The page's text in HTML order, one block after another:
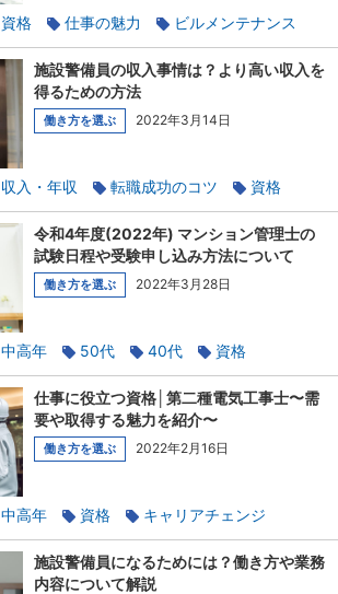
資格 仕事の魅力 ビルメンテナンス
施設警備員の収入事情は？より高い収入を
得るための方法
働き方を選ぶ 2022年3月14日
収入・年収 転職成功のコツ
資格
令和4年度(2022年) マンション管理士の
試験日程や受験申し込み方法について
働き方を選ぶ 2022年3月28日
中高年 50代 40代
資格
仕事に役立つ資格│第二種電気工事士〜需
要や取得する魅力を紹介〜
働き方を選ぶ 2022年2月16日
中高年 資格 キャリアチェンジ
施設警備員になるためには？働き方や業務
内容について解説